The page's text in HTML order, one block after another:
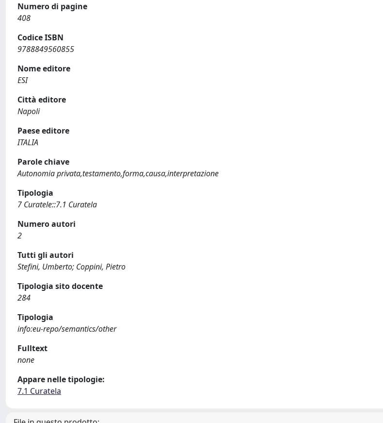
Numero di pagine
408
Codice ISBN
9788849560855
Nome editore
ESI
Città editore
Napoli
Paese editore
ITALIA
Parole chiave
Autonomia privata,testamento,forma,causa,interpretazione
Tipologia
7 Curatele::7.1 Curatela
Numero autori
2
Tutti gli autori
Stefini, Umberto; Coppini, Pietro
Tipologia sito docente
284
Tipologia
info:eu-repo/semantics/other
Fulltext
none
Appare nelle tipologie:
7.1 Curatela